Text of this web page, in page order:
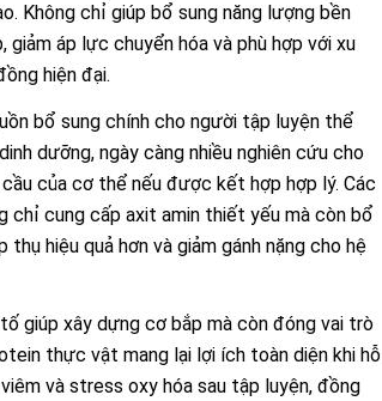
Không chỉ giúp bổ sung năng lượng bền
áp lực chuyển hóa và phù hợp với xu
hiện đại.
bổ sung chính cho người tập luyện thể
dưỡng, ngày càng nhiều nghiên cứu cho
của cơ thể nếu được kết hợp hợp lý. Các
chỉ cung cấp axit amin thiết yếu mà còn bổ
hiệu quả hơn và giảm gánh nặng cho hệ
giúp xây dựng cơ bắp mà còn đóng vai trò
thực vật mang lại lợi ích toàn diện khi hỗ
và stress oxy hóa sau tập luyện, đồng